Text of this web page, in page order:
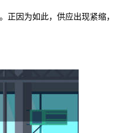
正因为如此，供应出现紧缩，